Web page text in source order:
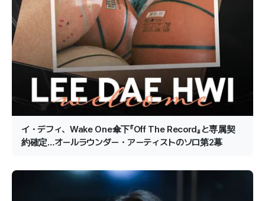
イ・デフィ、Wake One傘下『Off The Record』と専属契
約確定…オールラウンダー・アーティストのソロ第2幕